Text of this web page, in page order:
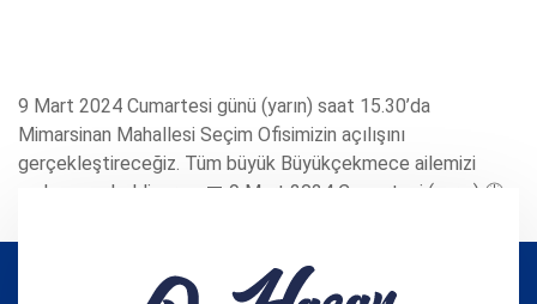
9 Mart 2024 Cumartesi günü (yarın) saat 15.30’da
Mimarsinan Mahallesi Seçim Ofisimizin açılışını
gerçekleştireceğiz. Tüm büyük Büyükçekmece ailemizi
açılışımıza bekliyoruz. 📅 9 Mart 2024 Cumartesi (yarın) 🕒